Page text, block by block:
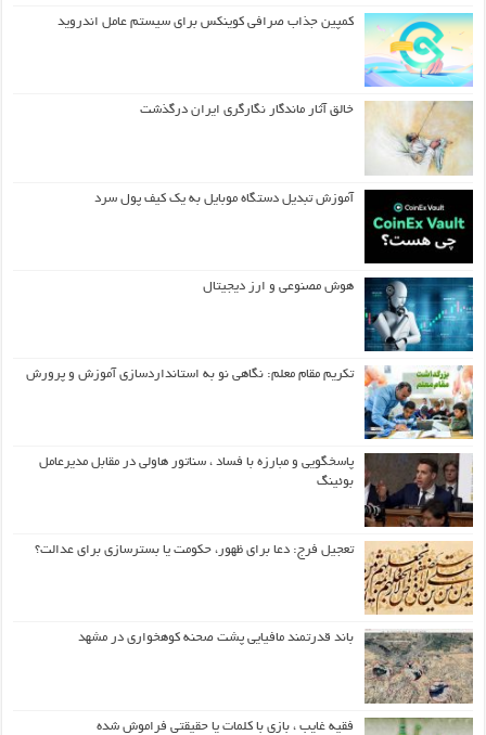
کمپین جذاب صرافی کوینکس برای سیستم عامل اندروید
خالق آثار ماندگار نگارگری ایران درگذشت
آموزش تبدیل دستگاه موبایل به یک کیف‌ پول سرد
هوش مصنوعی و ارز دیجیتال
تکریم مقام معلم: نگاهی نو به استانداردسازی آموزش و پرورش
پاسخگویی و مبارزه با فساد ، سناتور هاولی در مقابل مدیرعامل
بوئینگ
تعجیل فرج: دعا برای ظهور، حکومت یا بسترسازی برای عدالت؟
باند قدرتمند مافیایی پشت صحنه کوهخواری در مشهد
فقیه غایب ، بازی با کلمات یا حقیقتی فراموش شده